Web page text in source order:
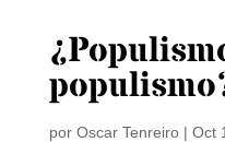
por Oscar Tenreiro| Oct